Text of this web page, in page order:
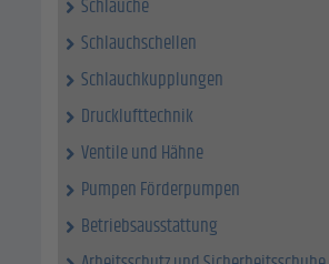
Schläuche
Schlauchschellen
Schlauchkupplungen
Drucklufttechnik
Ventile und Hähne
Pumpen Förderpumpen
Betriebsausstattung